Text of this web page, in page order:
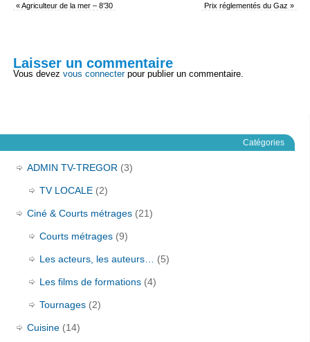
«Agriculteur de la mer – 8’30 Prix réglementés du Gaz»
Laisser un commentaire
Vous devez vous connecterpour publier un commentaire.
Catégories
ADMIN TV-TREGOR (3)
TV LOCALE (2)
Ciné & Courts métrages (21)
Courts métrages (9)
Les acteurs, les auteurs… (5)
Les films de formations (4)
Tournages (2)
Cuisine (14)